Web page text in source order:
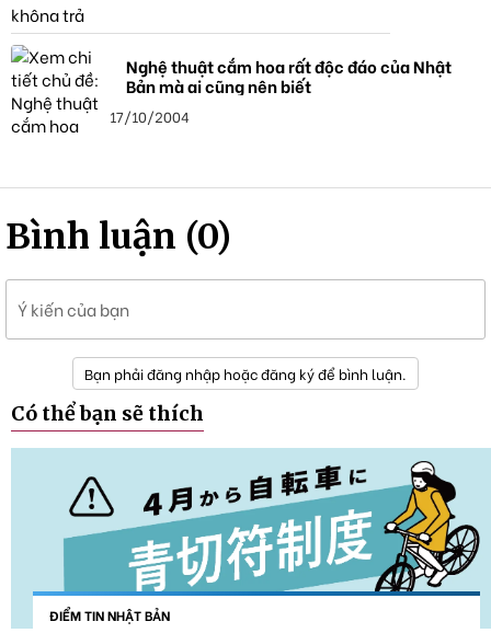
Nghệ thuật cắm hoa rất độc đáo của Nhật
Bản mà ai cũng nên biết
17/10/2004
Bình luận (0)
Ý kiến của bạn
Bạn phải đăng nhập hoặc đăng ký để bình luận.
Có thể bạn sẽ thích
ĐIỂM TIN NHẬT BẢN